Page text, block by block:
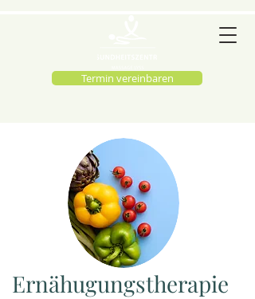
Termin vereinbaren
Ernähugungstherapie